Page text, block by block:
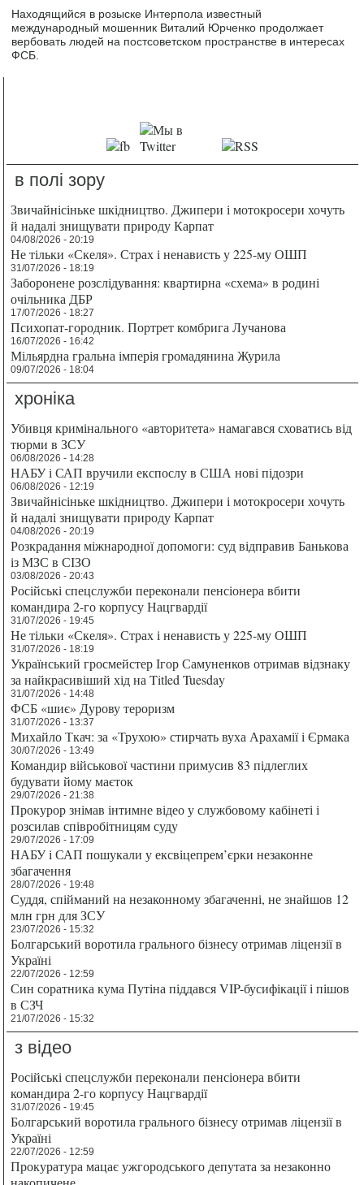
Находящийся в розыске Интерпола известный
международный мошенник Виталий Юрченко продолжает
вербовать людей на постсоветском пространстве в интересах
ФСБ.
в полі зору
Звичайнісіньке шкідництво. Джипери і мотокросери хочуть
й надалі знищувати природу Карпат
04/08/2026 - 20:19
Не тільки «Скеля». Страх і ненависть у 225-му ОШП
31/07/2026 - 18:19
Заборонене розслідування: квартирна «схема» в родині
очільника ДБР
17/07/2026 - 18:27
Психопат-городник. Портрет комбрига Лучанова
16/07/2026 - 16:42
Мільярдна гральна імперія громадянина Журила
09/07/2026 - 18:04
хроніка
Убивця кримінального «авторитета» намагався сховатись від
тюрми в ЗСУ
06/08/2026 - 14:28
НАБУ і САП вручили експослу в США нові підозри
06/08/2026 - 12:19
Звичайнісіньке шкідництво. Джипери і мотокросери хочуть
й надалі знищувати природу Карпат
04/08/2026 - 20:19
Розкрадання міжнародної допомоги: суд відправив Банькова
із МЗС в СІЗО
03/08/2026 - 20:43
Російські спецслужби переконали пенсіонера вбити
командира 2-го корпусу Нацгвардії
31/07/2026 - 19:45
Не тільки «Скеля». Страх і ненависть у 225-му ОШП
31/07/2026 - 18:19
Український гросмейстер Ігор Самуненков отримав відзнаку
за найкрасивіший хід на Titled Tuesday
31/07/2026 - 14:48
ФСБ «шиє» Дурову тероризм
31/07/2026 - 13:37
Михайло Ткач: за «Трухою» стирчать вуха Арахамії і Єрмака
30/07/2026 - 13:49
Командир військової частини примусив 83 підлеглих
будувати йому маєток
29/07/2026 - 21:38
Прокурор знімав інтимне відео у службовому кабінеті і
розсилав співробітницям суду
29/07/2026 - 17:09
НАБУ і САП пошукали у ексвіцепрем’єрки незаконне
збагачення
28/07/2026 - 19:48
Суддя, спійманий на незаконному збагаченні, не знайшов 12
млн грн для ЗСУ
23/07/2026 - 15:32
Болгарський воротила грального бізнесу отримав ліцензії в
Україні
22/07/2026 - 12:59
Син соратника кума Путіна піддався VIP-бусифікації і пішов
в СЗЧ
21/07/2026 - 15:32
з відео
Російські спецслужби переконали пенсіонера вбити
командира 2-го корпусу Нацгвардії
31/07/2026 - 19:45
Болгарський воротила грального бізнесу отримав ліцензії в
Україні
22/07/2026 - 12:59
Прокуратура мацає ужгородського депутата за незаконно